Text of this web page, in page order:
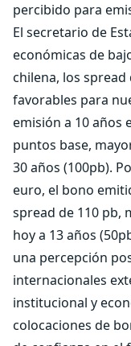
percibido para
El secretario de
económicas de
chilena, los spread
favorables para
emisión a 10 años
puntos base,
30 años (100pb).
euro, el bono
spread de 110 pb,
hoy a 13 años
una percepción
internacionales
institucional y
colocaciones de